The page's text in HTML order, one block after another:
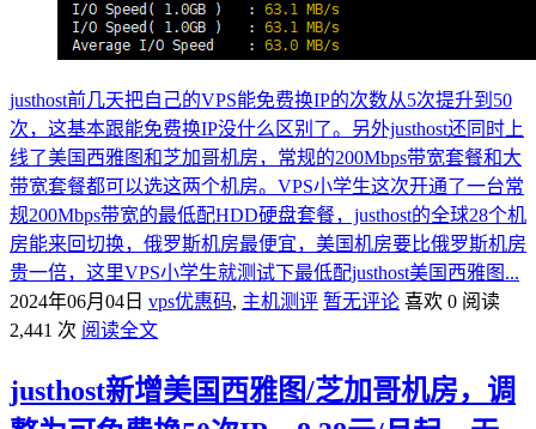
justhost前几天把自己的VPS能免费换IP的次数从5次提升到50
次，这基本跟能免费换IP没什么区别了。另外justhost还同时上
线了美国西雅图和芝加哥机房，常规的200Mbps带宽套餐和大
带宽套餐都可以选这两个机房。VPS小学生这次开通了一台常
规200Mbps带宽的最低配HDD硬盘套餐，justhost的全球28个机
房能来回切换，俄罗斯机房最便宜，美国机房要比俄罗斯机房
贵一倍，这里VPS小学生就测试下最低配justhost美国西雅图...
2024年06月04日 vps优惠码, 主机测评 暂无评论 喜欢 0 阅读
2,441 次 阅读全文
justhost新增美国西雅图/芝加哥机房，调